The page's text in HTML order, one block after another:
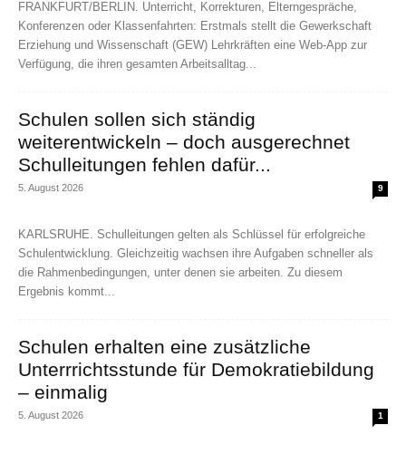
FRANKFURT/BERLIN. Unterricht, Korrekturen, Elterngespräche,
Konferenzen oder Klassenfahrten: Erstmals stellt die Gewerkschaft
Erziehung und Wissenschaft (GEW) Lehrkräften eine Web-App zur
Verfügung, die ihren gesamten Arbeitsalltag...
Schulen sollen sich ständig
weiterentwickeln – doch ausgerechnet
Schulleitungen fehlen dafür...
5. August 2026 9
KARLSRUHE. Schulleitungen gelten als Schlüssel für erfolgreiche
Schulentwicklung. Gleichzeitig wachsen ihre Aufgaben schneller als
die Rahmenbedingungen, unter denen sie arbeiten. Zu diesem
Ergebnis kommt...
Schulen erhalten eine zusätzliche
Unterrrichtsstunde für Demokratiebildung
– einmalig
5. August 2026 1